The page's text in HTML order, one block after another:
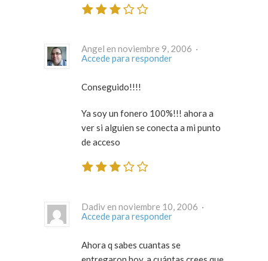
Angel en noviembre 9, 2006 ·
Accede para responder
Conseguido!!!!
Ya soy un fonero 100%!!! ahora a
ver si alguien se conecta a mi punto
de acceso
Dadiv en noviembre 10, 2006 ·
Accede para responder
Ahora q sabes cuantas se